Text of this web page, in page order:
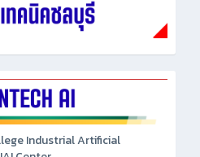
Industrial Artificial